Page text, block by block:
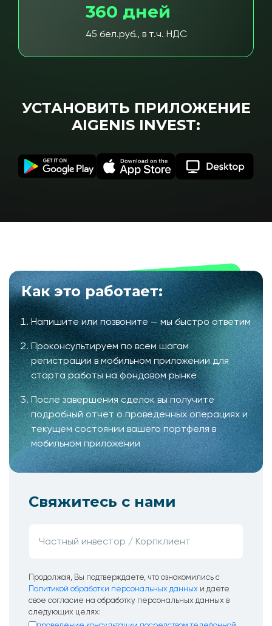
360 дней
45 бел.руб., в т.ч. НДС
УСТАНОВИТЬ ПРИЛОЖЕНИЕ
AIGENIS INVEST:
Как это работает:
Напишите или позвоните — мы быстро ответим
Проконсультируем по всем шагам
регистрации в мобильном приложении для
старта работы на фондовом рынке
После завершения сделок вы получите
подробный отчет о проведенных операциях и
текущем состоянии вашего портфеля в
мобильном приложении
Свяжитесь с нами
Продолжая, Вы подтверждаете, что ознакомились с
Политикой обработки персональных данных и даете
свое согласие на обработку персональных данных в
следующих целях: